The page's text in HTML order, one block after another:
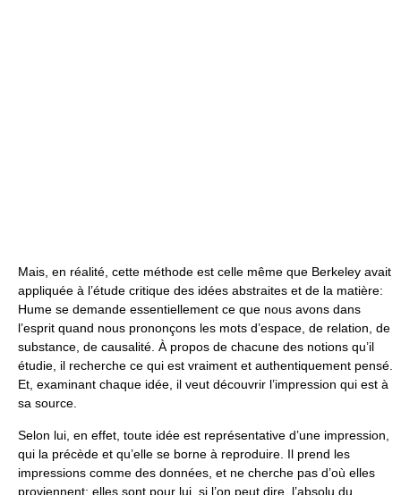
Mais, en réalité, cette méthode est celle même que Berkeley avait
appliquée à l’étude critique des idées abstraites et de la matière:
Hume se demande essentiellement ce que nous avons dans
l’esprit quand nous prononçons les mots d’espace, de relation, de
substance, de causalité. À propos de chacune des notions qu’il
étudie, il recherche ce qui est vraiment et authentiquement pensé.
Et, examinant chaque idée, il veut découvrir l’impression qui est à
sa source.
Selon lui, en effet, toute idée est représentative d’une impression,
qui la précède et qu’elle se borne à reproduire. Il prend les
impressions comme des données, et ne cherche pas d’où elles
proviennent: elles sont pour lui, si l’on peut dire, l’absolu du